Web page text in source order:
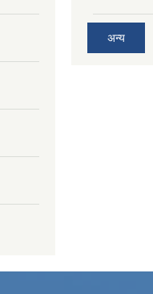
अन्य